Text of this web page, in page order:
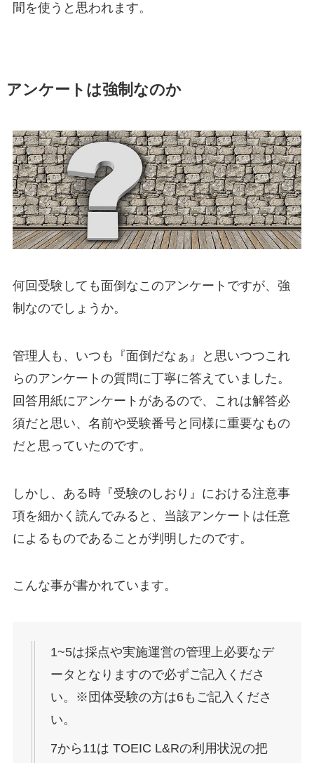
間を使うと思われます。
アンケートは強制なのか
何回受験しても面倒なこのアンケートですが、強
制なのでしょうか。
管理人も、いつも『面倒だなぁ』と思いつつこれ
らのアンケートの質問に丁寧に答えていました。
回答用紙にアンケートがあるので、これは解答必
須だと思い、名前や受験番号と同様に重要なもの
だと思っていたのです。
しかし、ある時『受験のしおり』における注意事
項を細かく読んでみると、当該アンケートは任意
によるものであることが判明したのです。
こんな事が書かれています。
1~5は採点や実施運営の管理上必要なデ
ータとなりますので必ずご記入くださ
い。
※団体受験の方は6もご記入くださ
い。
7から11は TOEIC L&Rの利用状況の把